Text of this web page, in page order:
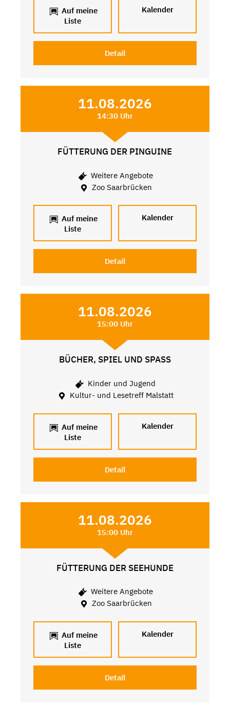
Auf meine
Liste
Kalender
Detail
11.08.2026
14:30 Uhr
FÜTTERUNG DER PINGUINE
Weitere Angebote
Zoo Saarbrücken
Auf meine
Liste
Kalender
Detail
11.08.2026
15:00 Uhr
BÜCHER, SPIEL UND SPASS
Kinder und Jugend
Kultur- und Lesetreff Malstatt
Auf meine
Liste
Kalender
Detail
11.08.2026
15:00 Uhr
FÜTTERUNG DER SEEHUNDE
Weitere Angebote
Zoo Saarbrücken
Auf meine
Liste
Kalender
Detail